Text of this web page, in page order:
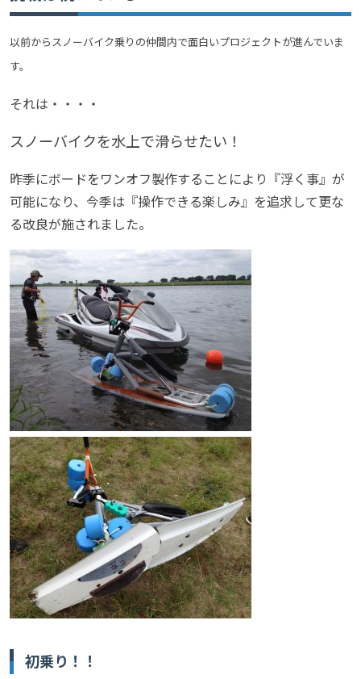
以前からスノーバイク乗りの仲間内で面白いプロジェクトが進んでいま
す。
それは・・・・
スノーバイクを水上で滑らせたい！
昨季にボードをワンオフ製作することにより『浮く事』が
可能になり、今季は『操作できる楽しみ』を追求して更な
る改良が施されました。
初乗り！！